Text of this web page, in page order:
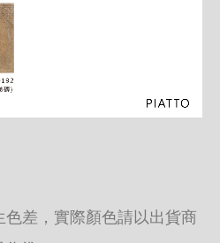
差，實際顏色請以出貨商